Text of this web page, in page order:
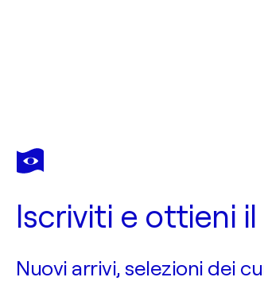
Iscriviti e ottieni
Nuovi arrivi, selezioni dei